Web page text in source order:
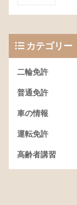
カテゴリー
二輪免許
普通免許
車の情報
運転免許
高齢者講習